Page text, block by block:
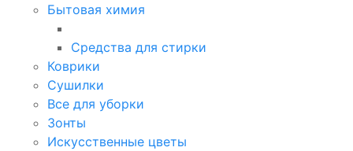
Бытовая химия
Средства для стирки
Коврики
Сушилки
Все для уборки
Зонты
Искусственные цветы